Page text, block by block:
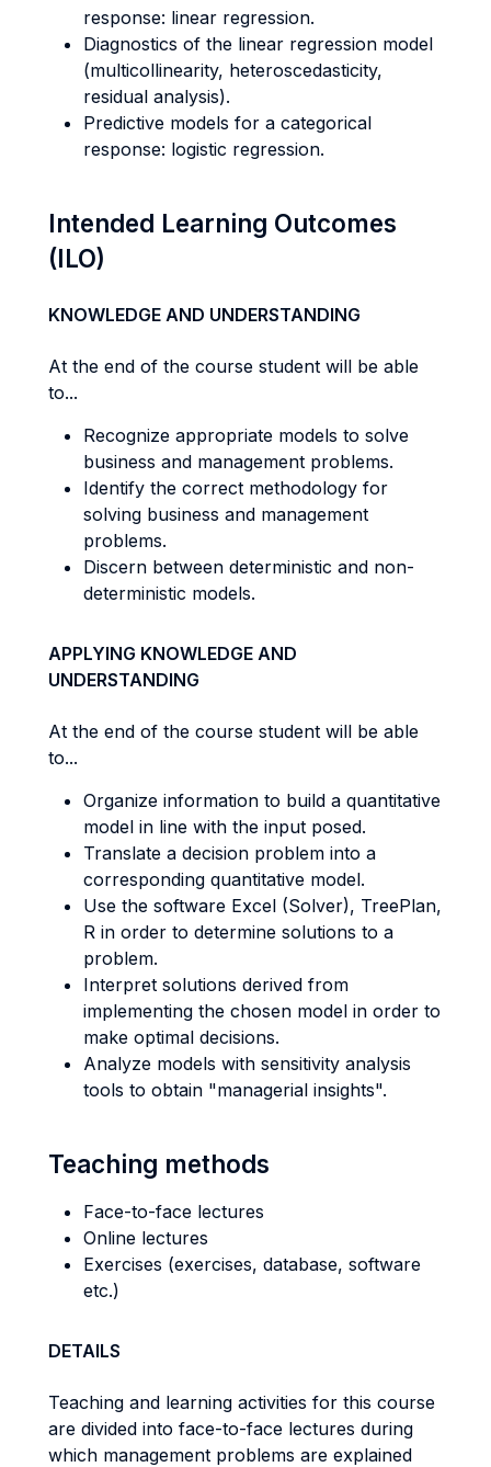
response: linear regression.
Diagnostics of the linear regression model
(multicollinearity, heteroscedasticity,
residual analysis).
Predictive models for a categorical
response: logistic regression.
Intended Learning Outcomes
(ILO)
KNOWLEDGE AND UNDERSTANDING
At the end of the course student will be able
to...
Recognize appropriate models to solve
business and management problems.
Identify the correct methodology for
solving business and management
problems.
Discern between deterministic and non-
deterministic models.
APPLYING KNOWLEDGE AND
UNDERSTANDING
At the end of the course student will be able
to...
Organize information to build a quantitative
model in line with the input posed.
Translate a decision problem into a
corresponding quantitative model.
Use the software Excel (Solver), TreePlan,
R in order to determine solutions to a
problem.
Interpret solutions derived from
implementing the chosen model in order to
make optimal decisions.
Analyze models with sensitivity analysis
tools to obtain "managerial insights".
Teaching methods
Face-to-face lectures
Online lectures
Exercises (exercises, database, software
etc.)
DETAILS
Teaching and learning activities for this course
are divided into face-to-face lectures during
which management problems are explained